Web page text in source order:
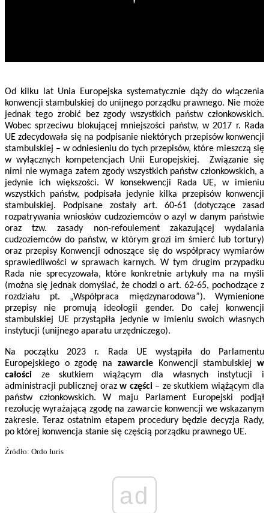
Od kilku lat Unia Europejska systematycznie dąży do włączenia
konwencji stambulskiej do unijnego porządku prawnego. Nie może
jednak tego zrobić bez zgody wszystkich państw członkowskich.
Wobec sprzeciwu blokującej mniejszości państw, w 2017 r. Rada
UE zdecydowała się na podpisanie niektórych przepisów konwencji
stambulskiej – w odniesieniu do tych przepisów, które mieszczą się
w wyłącznych kompetencjach Unii Europejskiej. Związanie się
nimi nie wymaga zatem zgody wszystkich państw członkowskich, a
jedynie ich większości. W konsekwencji Rada UE, w imieniu
wszystkich państw, podpisała jedynie kilka przepisów konwencji
stambulskiej. Podpisane zostały art. 60-61 (dotyczące zasad
rozpatrywania wniosków cudzoziemców o azyl w danym państwie
oraz tzw. zasady non-refoulement zakazującej wydalania
cudzoziemców do państw, w którym grozi im śmierć lub tortury)
oraz przepisy Konwencji odnoszące się do współpracy wymiarów
sprawiedliwości w sprawach karnych. W tym drugim przypadku
Rada nie sprecyzowała, które konkretnie artykuły ma na myśli
(można się jednak domyślać, że chodzi o art. 62-65, pochodzące z
rozdziału pt. „Współpraca międzynarodowa”). Wymienione
przepisy nie promują ideologii gender. Do całej konwencji
stambulskiej UE przystąpiła jedynie w imieniu swoich własnych
instytucji (unijnego aparatu urzędniczego).
Na początku 2023 r. Rada UE wystąpiła do Parlamentu
Europejskiego o zgodę na zawarcie Konwencji stambulskiejw
całości ze skutkiem wiążącym dla własnych instytucji i
administracji publicznej orazw części – ze skutkiem wiążącym dla
państw członkowskich. W maju Parlament Europejski podjął
rezolucję wyrażającą zgodę na zawarcie konwencji we wskazanym
zakresie. Teraz ostatnim etapem procedury będzie decyzja Rady,
po której konwencja stanie się częścią porządku prawnego UE.
Źródło: Ordo Iuris
ad